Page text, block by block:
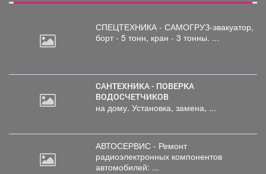
СПЕЦТЕХНИКА - САМОГРУЗ-эвакуатор,
борт - 5 тонн, кран - 3 тонны. ...
САНТЕХНИКА - ПОВЕРКА
ВОДОСЧЕТЧИКОВ
на дому. Установка, замена, ...
АВТОСЕРВИС - Ремонт
радиоэлектронных компонентов
автомобилей: ...